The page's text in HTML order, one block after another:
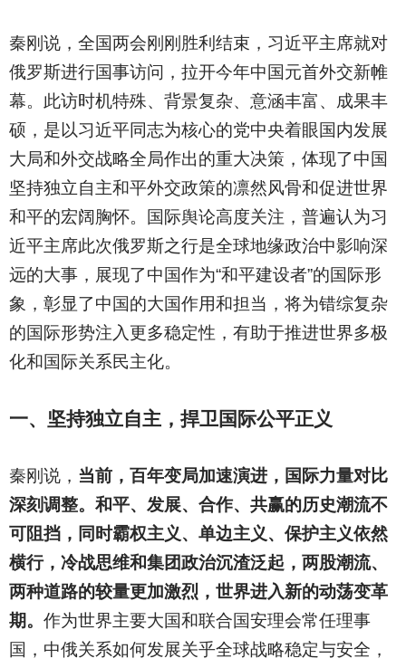
秦刚说，全国两会刚刚胜利结束，习近平主席就对
俄罗斯进行国事访问，拉开今年中国元首外交新帷
幕。此访时机特殊、背景复杂、意涵丰富、成果丰
硕，是以习近平同志为核心的党中央着眼国内发展
大局和外交战略全局作出的重大决策，体现了中国
坚持独立自主和平外交政策的凛然风骨和促进世界
和平的宏阔胸怀。国际舆论高度关注，普遍认为习
近平主席此次俄罗斯之行是全球地缘政治中影响深
远的大事，展现了中国作为“和平建设者”的国际形
象，彰显了中国的大国作用和担当，将为错综复杂
的国际形势注入更多稳定性，有助于推进世界多极
化和国际关系民主化。
一、坚持独立自主，捍卫国际公平正义
秦刚说， 当前，百年变局加速演进，国际力量对比
深刻调整。和平、发展、合作、共赢的历史潮流不
可阻挡，同时霸权主义、单边主义、保护主义依然
横行，冷战思维和集团政治沉渣泛起，两股潮流、
两种道路的较量更加激烈，世界进入新的动荡变革
期。 作为世界主要大国和联合国安理会常任理事
国，中俄关系如何发展关乎全球战略稳定与安全，